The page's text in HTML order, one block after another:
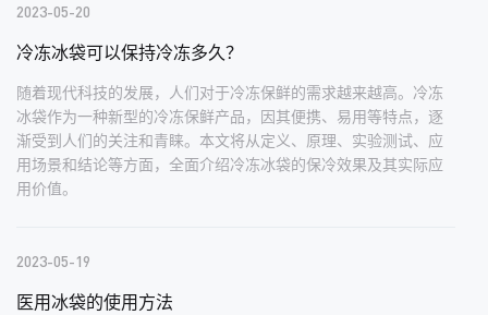
2023-05-20
冷冻冰袋可以保持冷冻多久？
随着现代科技的发展，人们对于冷冻保鲜的需求越来越高。冷冻
冰袋作为一种新型的冷冻保鲜产品，因其便携、易用等特点，逐
渐受到人们的关注和青睐。本文将从定义、原理、实验测试、应
用场景和结论等方面，全面介绍冷冻冰袋的保冷效果及其实际应
用价值。
2023-05-19
医用冰袋的使用方法